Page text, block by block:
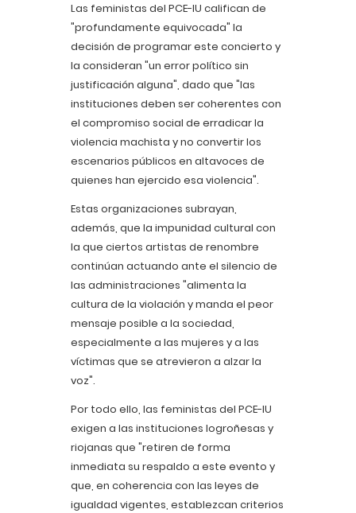
Las feministas del PCE-IU califican de
"profundamente equivocada" la
decisión de programar este concierto y
la consideran "un error político sin
justificación alguna", dado que "las
instituciones deben ser coherentes con
el compromiso social de erradicar la
violencia machista y no convertir los
escenarios públicos en altavoces de
quienes han ejercido esa violencia".
Estas organizaciones subrayan,
además, que la impunidad cultural con
la que ciertos artistas de renombre
continúan actuando ante el silencio de
las administraciones "alimenta la
cultura de la violación y manda el peor
mensaje posible a la sociedad,
especialmente a las mujeres y a las
víctimas que se atrevieron a alzar la
voz".
Por todo ello, las feministas del PCE-IU
exigen a las instituciones logroñesas y
riojanas que "retiren de forma
inmediata su respaldo a este evento y
que, en coherencia con las leyes de
igualdad vigentes, establezcan criterios